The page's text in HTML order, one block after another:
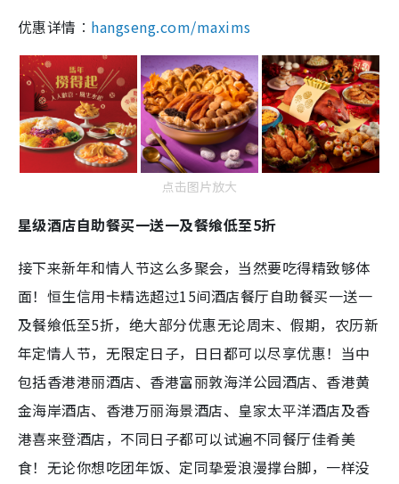
优惠详情︰ hangseng.com/maxims
点击图片放大
星级酒店自助餐买一送一及餐飨低至5折
接下来新年和情人节这么多聚会，当然要吃得精致够体
面！恒生信用卡精选超过15间酒店餐厅自助餐买一送一
及餐飨低至5折，绝大部分优惠无论周末、假期，农历新
年定情人节，无限定日子，日日都可以尽享优惠！当中
包括香港港丽酒店、香港富丽敦海洋公园酒店、香港黄
金海岸酒店、香港万丽海景酒店、皇家太平洋酒店及香
港喜来登酒店，不同日子都可以试遍不同餐厅佳肴美
食！无论你想吃团年饭、定同挚爱浪漫撑台脚，一样没